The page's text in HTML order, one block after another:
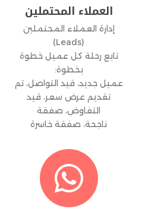
العملاء المحتملين
إدارة العملاء المحتملين
(Leads)
تابع رحلة كل عميل خطوة
بخطوة:
عميل جديد، قيد التواصل، تم
تقديم عرض سعر، قيد
التفاوض، صفقة
ناجحة، صفقة خاسرة
